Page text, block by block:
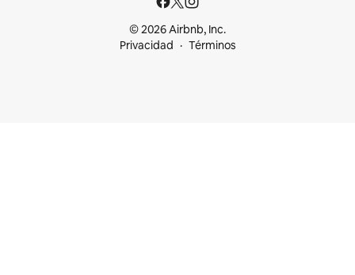
© 2026 Airbnb, Inc.
Privacidad
Términos